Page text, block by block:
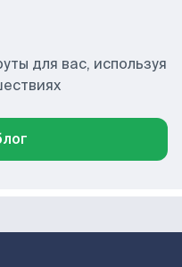
для вас, используя